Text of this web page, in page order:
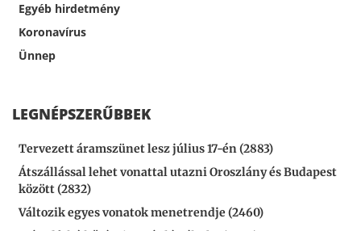
Egyéb hirdetmény
Koronavírus
Ünnep
LEGNÉPSZERŰBBEK
Tervezett áramszünet lesz július 17-én (2883)
Átszállással lehet vonattal utazni Oroszlány és Budapest
között (2832)
Változik egyes vonatok menetrendje (2460)